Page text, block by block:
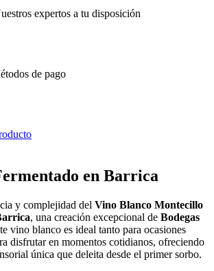
expertos a tu disposición
en Barrica
y complejidad del Vino Blanco Montecillo
, una creación excepcional de Bodegas
vino blanco es ideal tanto para ocasiones
disfrutar en momentos cotidianos, ofreciendo
única que deleita desde el primer sorbo.